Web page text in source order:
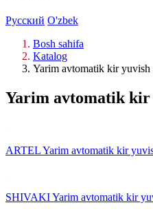
Русский O'zbek
Bosh sahifa
Katalog
Yarim avtomatik kir yuvish
Yarim avtomatik kir
ARTEL Yarim avtomatik kir
SHIVAKI Yarim avtomatik kir